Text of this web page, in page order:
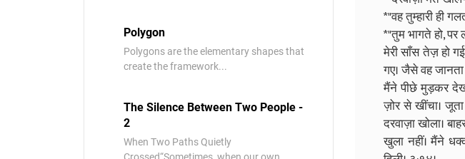
Polygon
Polygons are the elementary shapes that
create the framework...
The Silence Between Two People -
2
When Two Paths Quietly
*"वह तुम्हारी ही
*"तुम भागते हो,
मेरी साँस तेज़ हो
गए। जैसे वह
मैंने पीछे मुड़कर
ज़ोर से खींचा।
दरवाज़ा खोला।
खुला नहीं। मैंने